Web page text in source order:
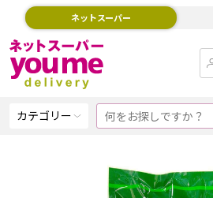
ネットスーパー
カテゴリー